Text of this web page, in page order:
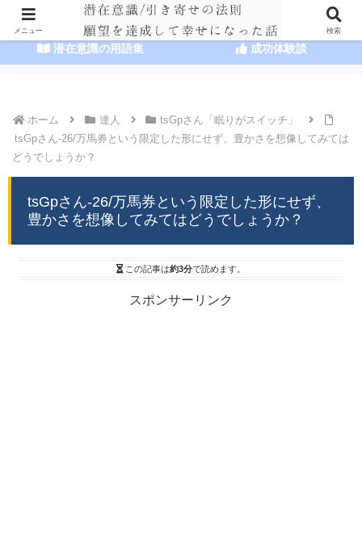
HOME 潜在意識の達人まとめ
潜在意識の用語集 成功体験談
ホーム 達人
tsGpさん「眠りがスイッチ」
tsGpさん-26/万馬券という限定した形にせず、豊かさを想像してみては
どうでしょうか？
tsGpさん-26/万馬券という限定した形にせず、
豊かさを想像してみてはどうでしょうか？
この記事は約3分で読めます。
スポンサーリンク
メニュー 検索